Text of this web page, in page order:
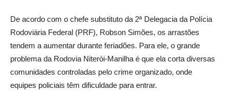
De acordo com o chefe substituto da 2ª Delegacia da Polícia
Rodoviária Federal (PRF), Robson Simões, os arrastões
tendem a aumentar durante feriadões. Para ele, o grande
problema da Rodovia Niterói-Manilha é que ela corta diversas
comunidades controladas pelo crime organizado, onde
equipes policiais têm dificuldade para entrar.